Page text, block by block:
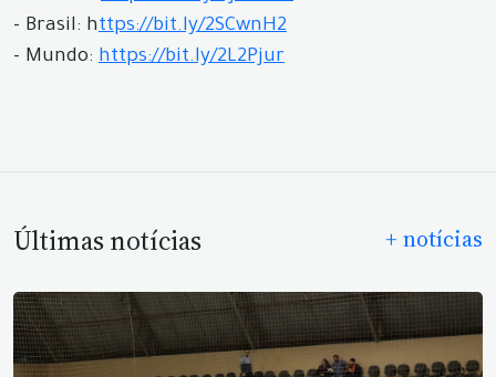
- Brasil: https://bit.ly/2SCwnH2
- Mundo: https://bit.ly/2L2Pjur
Últimas notícias + notícias